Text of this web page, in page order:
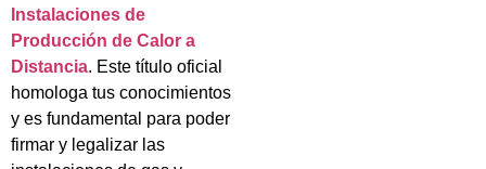
Instalaciones de
Producción de Calor a
Distancia. Este título oficial
homologa tus conocimientos
y es fundamental para poder
firmar y legalizar las